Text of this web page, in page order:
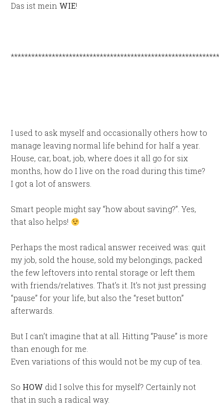
Das ist mein WIE!
I used to ask myself and occasionally others how to
manage leaving normal life behind for half a year.
House, car, boat, job, where does it all go for six
months, how do I live on the road during this time?
I got a lot of answers.
Smart people might say “how about saving?”. Yes,
that also helps!
Perhaps the most radical answer received was: quit
my job, sold the house, sold my belongings, packed
the few leftovers into rental storage or left them
with friends/relatives. That’s it. It’s not just pressing
“pause” for your life, but also the “reset button”
afterwards.
But I can’t imagine that at all. Hitting “Pause” is more
than enough for me.
Even variations of this would not be my cup of tea.
So HOW did I solve this for myself? Certainly not
that in such a radical way.